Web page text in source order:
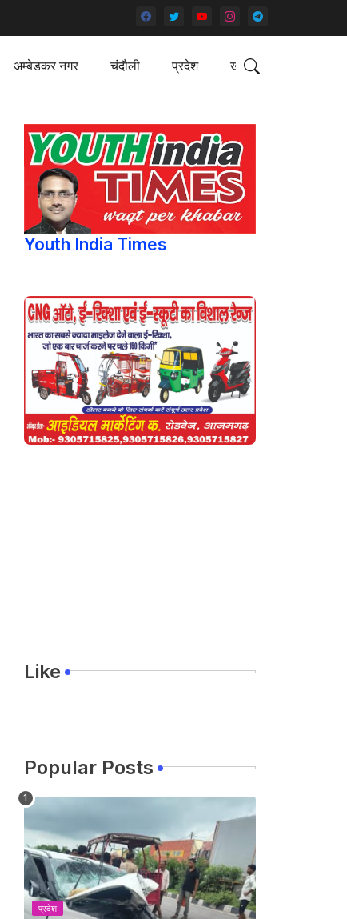
अम्बेडकर नगर चंदौली प्रदेश खेल
Youth India Times
Like
Popular Posts
प्रदेश